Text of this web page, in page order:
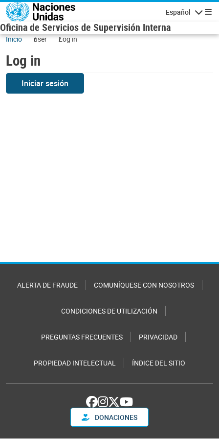
Skip to main content
Español
Oficina de Servicios de Supervisión Interna
Inicio user Log in
Log in
Iniciar sesión
ALERTA DE FRAUDE COMUNÍQUESE CON NOSOTROS
CONDICIONES DE UTILIZACIÓN
PREGUNTAS FRECUENTES PRIVACIDAD
PROPIEDAD INTELECTUAL ÍNDICE DEL SITIO
DONACIONES